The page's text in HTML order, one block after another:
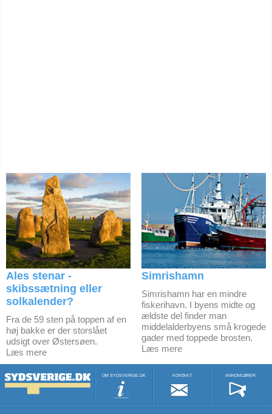
Ales stenar -
skibssætning eller
solkalender?
Fra de 59 sten på toppen af en
høj bakke er der storslået
udsigt over Østersøen.
Læs mere
Simrishamn
Simrishamn har en mindre
fiskerihavn. I byens midte og
ældste del finder man
middelalderbyens små krogede
gader med toppede brosten.
Læs mere
OM SYDSVERIGE.DK KONTAKT ANNONCØRER